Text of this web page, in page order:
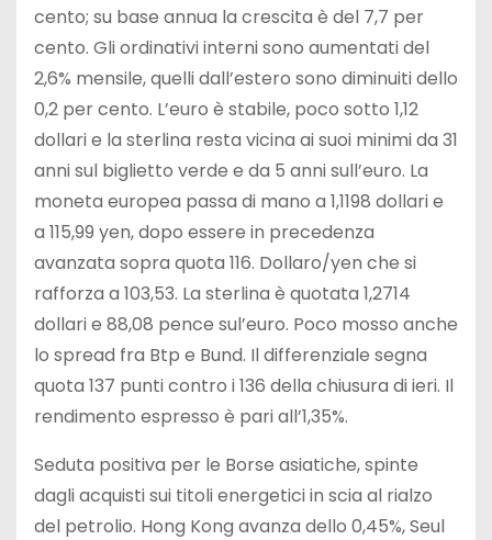
cento; su base annua la crescita è del 7,7 per
cento. Gli ordinativi interni sono aumentati del
2,6% mensile, quelli dall’estero sono diminuiti dello
0,2 per cento. L’euro è stabile, poco sotto 1,12
dollari e la sterlina resta vicina ai suoi minimi da 31
anni sul biglietto verde e da 5 anni sull’euro. La
moneta europea passa di mano a 1,1198 dollari e
a 115,99 yen, dopo essere in precedenza
avanzata sopra quota 116. Dollaro/yen che si
rafforza a 103,53. La sterlina è quotata 1,2714
dollari e 88,08 pence sul’euro. Poco mosso anche
lo spread fra Btp e Bund. Il differenziale segna
quota 137 punti contro i 136 della chiusura di ieri. Il
rendimento espresso è pari all’1,35%.
Seduta positiva per le Borse asiatiche, spinte
dagli acquisti sui titoli energetici in scia al rialzo
del petrolio. Hong Kong avanza dello 0,45%, Seul